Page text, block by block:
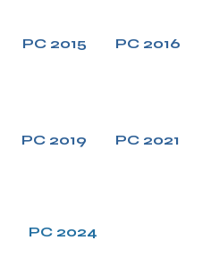
PC 2015 PC 2016
PC 2019 PC 2021
PC 2024